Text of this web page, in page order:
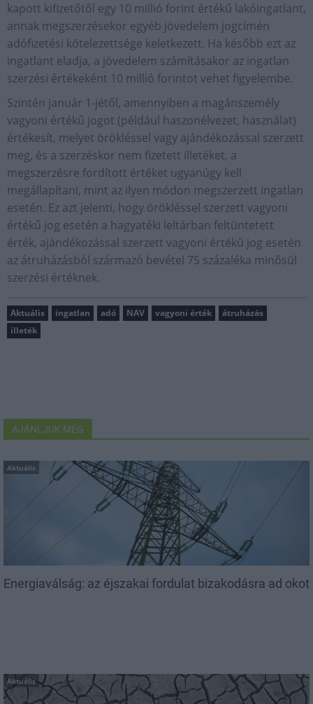
kapott kifizetőtől egy 10 millió forint értékű lakóingatlant,
annak megszerzésekor egyéb jövedelem jogcímén
adófizetési kötelezettsége keletkezett. Ha később ezt az
ingatlant eladja, a jövedelem számításakor az ingatlan
szerzési értékeként 10 millió forintot vehet figyelembe.
Szintén január 1-jétől, amennyiben a magánszemély
vagyoni értékű jogot (például haszonélvezet, használat)
értékesít, melyet örökléssel vagy ajándékozással szerzett
meg, és a szerzéskor nem fizetett illetéket, a
megszerzésre fordított értéket ugyanúgy kell
megállapítani, mint az ilyen módon megszerzett ingatlan
esetén. Ez azt jelenti, hogy örökléssel szerzett vagyoni
értékű jog esetén a hagyatéki leltárban feltüntetett
érték, ajándékozással szerzett vagyoni értékű jog esetén
az átruházásból származó bevétel 75 százaléka minősül
szerzési értéknek.
Aktuális ingatlan adó NAV vagyoni érték
átruházás
illeték
AJÁNLJUK MÉG
Aktuális
Energiaválság: az éjszakai fordulat bizakodásra ad okot
Aktuális